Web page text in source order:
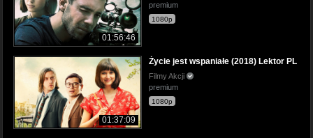
01:56:46
premium
1080p
01:37:09
Życie jest wspaniałe (2018) Lektor PL
Filmy Akcji
premium
1080p